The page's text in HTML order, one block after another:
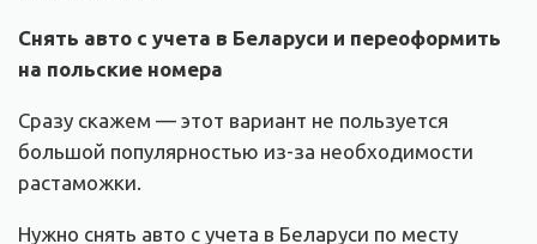
Снять авто с учета в Беларуси и переоформить
на польские номера
Сразу скажем — этот вариант не пользуется
большой популярностью из-за необходимости
растаможки.
Нужно снять авто с учета в Беларуси по месту